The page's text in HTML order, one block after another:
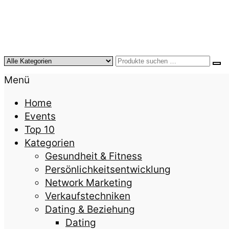
KursTipps.de
Weil Weiterbildung die beste Investition für mehr
Menü
Home
Events
Top 10
Kategorien
Gesundheit & Fitness
Persönlichkeitsentwicklung
Network Marketing
Verkaufstechniken
Dating & Beziehung
Dating